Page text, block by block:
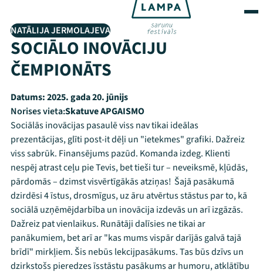
NATĀLIJA JERMOLAJEVA
SOCIĀLO INOVĀCIJU
ČEMPIONĀTS
Datums:2025. gada 20. jūnijs
Norises vieta:Skatuve APGAISMO
Sociālās inovācijas pasaulē viss nav tikai ideālas
prezentācijas, glīti post-it dēļi un "ietekmes" grafiki. Dažreiz
viss sabrūk. Finansējums pazūd. Komanda izdeg. Klienti
nespēj atrast ceļu pie Tevis, bet tieši tur – neveiksmē, kļūdās,
pārdomās – dzimst visvērtīgākās atziņas! Šajā pasākumā
dzirdēsi 4 īstus, drosmīgus, uz āru atvērtus stāstus par to, kā
sociālā uzņēmējdarbība un inovācija izdevās un arī izgāzās.
Dažreiz pat vienlaikus. Runātāji dalīsies ne tikai ar
panākumiem, bet arī ar "kas mums vispār darījās galvā tajā
brīdī" mirkļiem. Šis nebūs lekcijpasākums. Tas būs dzīvs un
dzirkstošs pieredzes īsstāstu pasākums ar humoru, atklātību